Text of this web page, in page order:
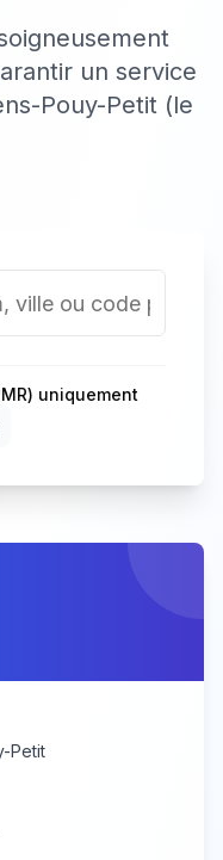
un service
Pouy-Petit (le
uniquement
Petit